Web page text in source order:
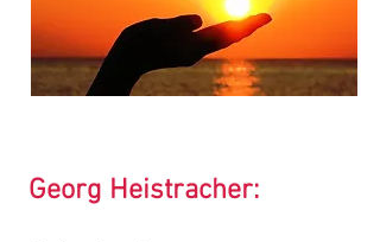
Georg Heistracher: